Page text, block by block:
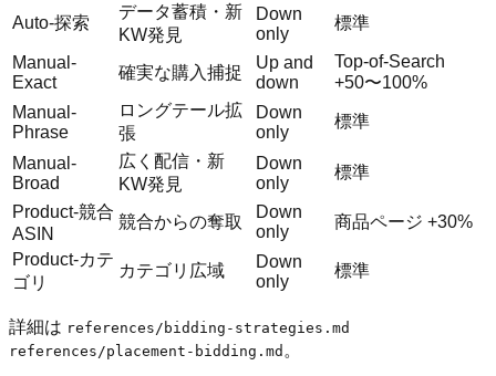
Auto-探索
データ蓄積・新
KW発見
Down
only
標準
Manual-
Exact
確実な購入捕捉
Up and
down
Top-of-Search
+50〜100%
Manual-
Phrase
ロングテール拡
張
Down
only
標準
Manual-
Broad
広く配信・新
KW発見
Down
only
標準
Product-競合
ASIN
競合からの奪取
Down
only
商品ページ +30%
Product-カテ
ゴリ
カテゴリ広域
Down
only
標準
詳細は references/bidding-strategies.md
references/placement-bidding.md 。